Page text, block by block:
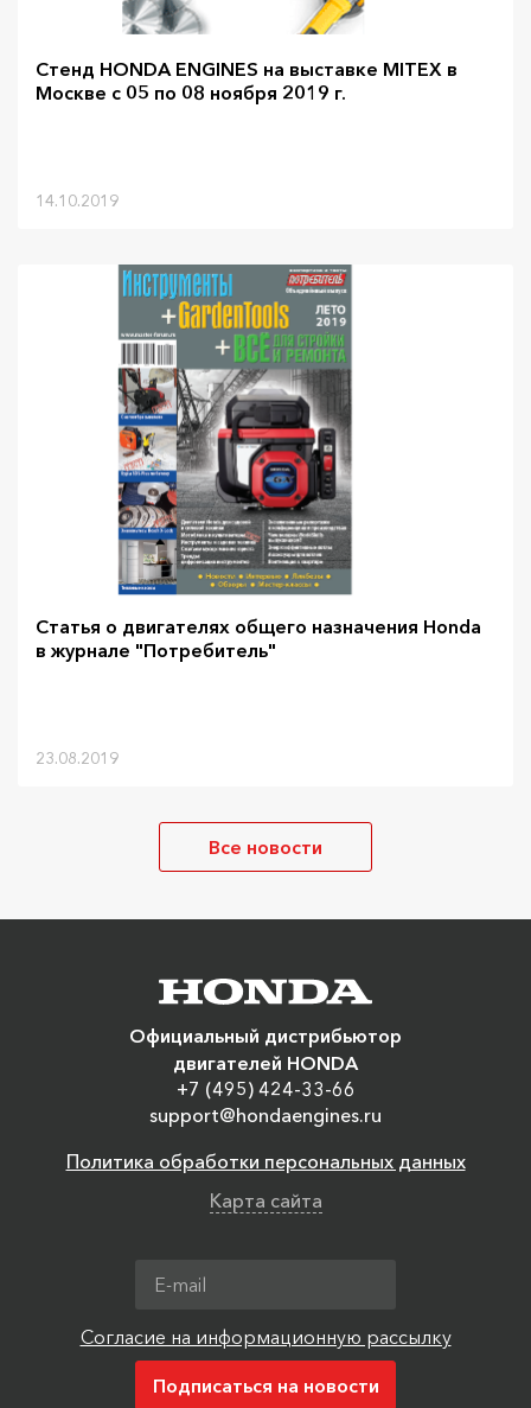
Стенд HONDA ENGINES на выставке MITEX в
Москве с 05 по 08 ноября 2019 г.
14.10.2019
Статья о двигателях общего назначения Honda
в журнале "Потребитель"
23.08.2019
Все новости
Официальный дистрибьютор
двигателей HONDA
+7 (495) 424-33-66
support@hondaengines.ru
Политика обработки персональных данных
Карта сайта
Согласие на информационную рассылку